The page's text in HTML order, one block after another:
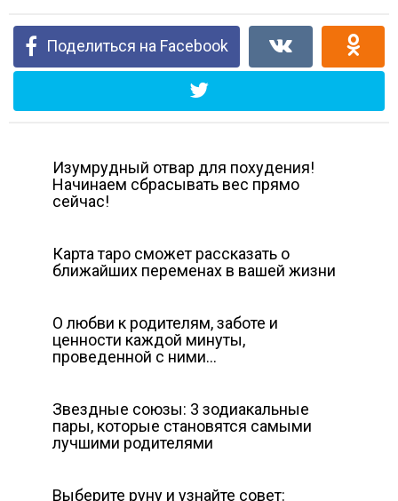
Поделиться на Facebook
Изумрудный отвар для похудения!
Начинаем сбрасывать вес прямо
сейчас!
Карта таро сможет рассказать о
ближайших переменах в вашей жизни
О любви к родителям, заботе и
ценности каждой минуты,
проведенной с ними…
Звездные союзы: 3 зодиакальные
пары, которые становятся самыми
лучшими родителями
Выберите руну и узнайте совет: